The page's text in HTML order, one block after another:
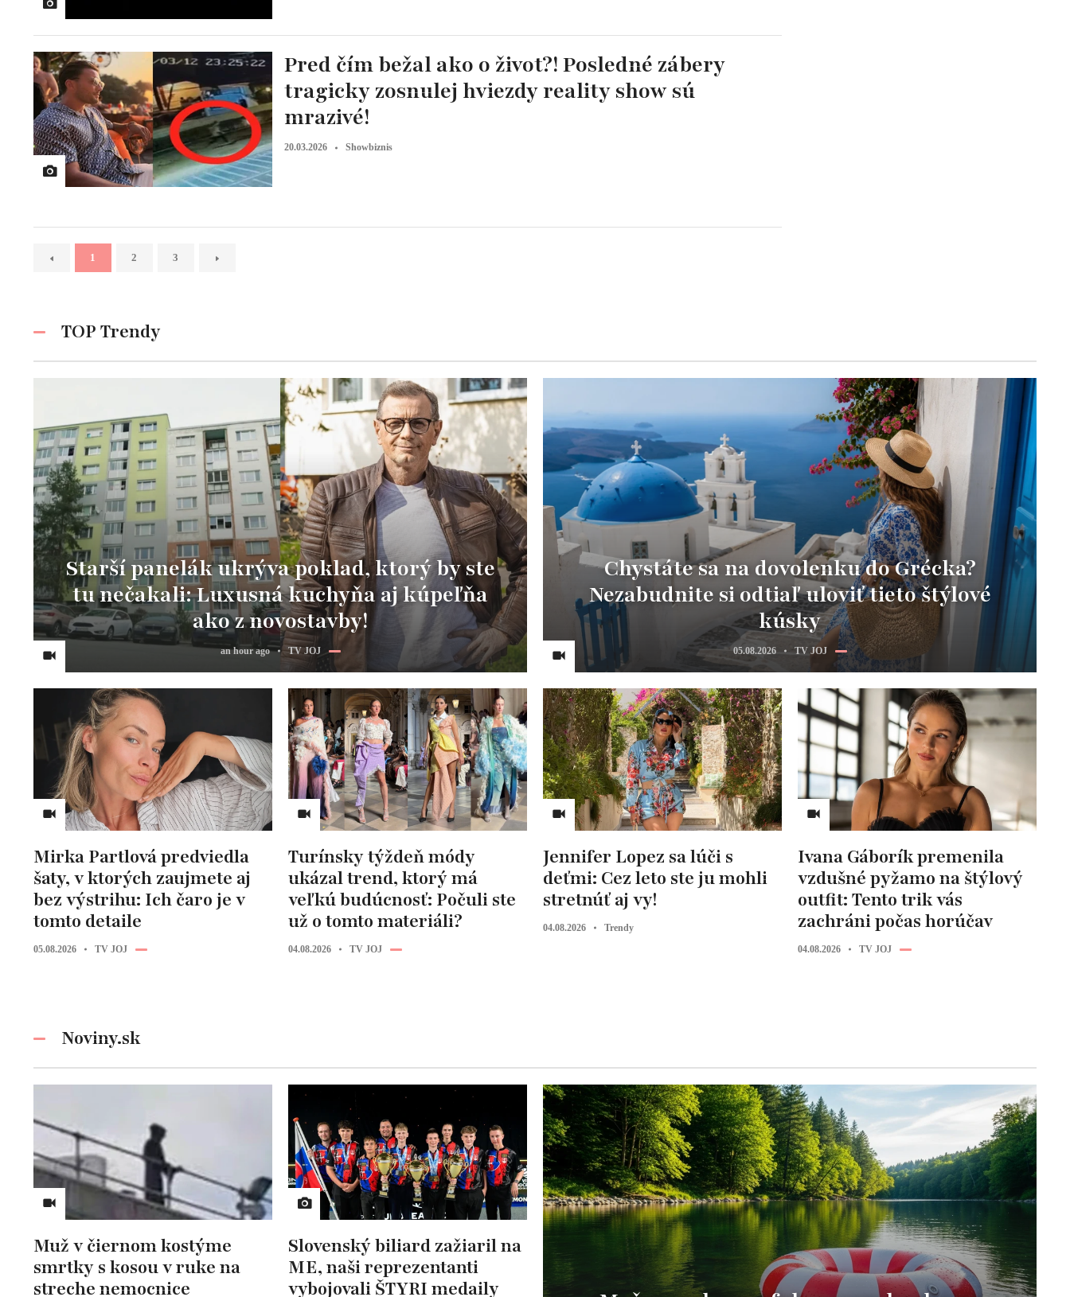
Pred čím bežal ako o život?! Posledné zábery
tragicky zosnulej hviezdy reality show sú
mrazivé!
20.03.2026 Showbiznis
1 2 3
TOP Trendy
Starší panelák ukrýva poklad, ktorý by ste
tu nečakali: Luxusná kuchyňa aj kúpeľňa
ako z novostavby!
an hour ago TV JOJ
Chystáte sa na dovolenku do Grécka?
Nezabudnite si odtiaľ uloviť tieto štýlové
kúsky
05.08.2026 TV JOJ
Mirka Partlová predviedla
šaty, v ktorých zaujmete aj
bez výstrihu: Ich čaro je v
tomto detaile
05.08.2026 TV JOJ
Turínsky týždeň módy
ukázal trend, ktorý má
veľkú budúcnosť: Počuli ste
už o tomto materiáli?
04.08.2026 TV JOJ
Jennifer Lopez sa lúči s
deťmi: Cez leto ste ju mohli
stretnúť aj vy!
04.08.2026 Trendy
Ivana Gáborík premenila
vzdušné pyžamo na štýlový
outfit: Tento trik vás
zachráni počas horúčav
04.08.2026 TV JOJ
Noviny.sk
Muž v čiernom kostýme
smrtky s kosou v ruke na
streche nemocnice
Slovenský biliard zažiaril na
ME, naši reprezentanti
vybojovali ŠTYRI medaily